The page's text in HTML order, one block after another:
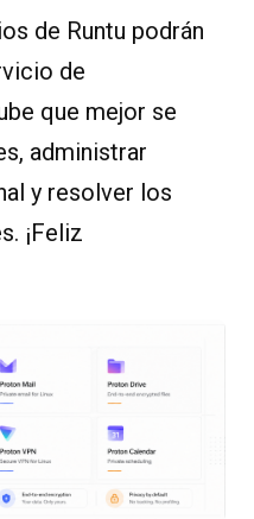
de Runtu podrán
de
que mejor se
administrar
y resolver los
¡Feliz